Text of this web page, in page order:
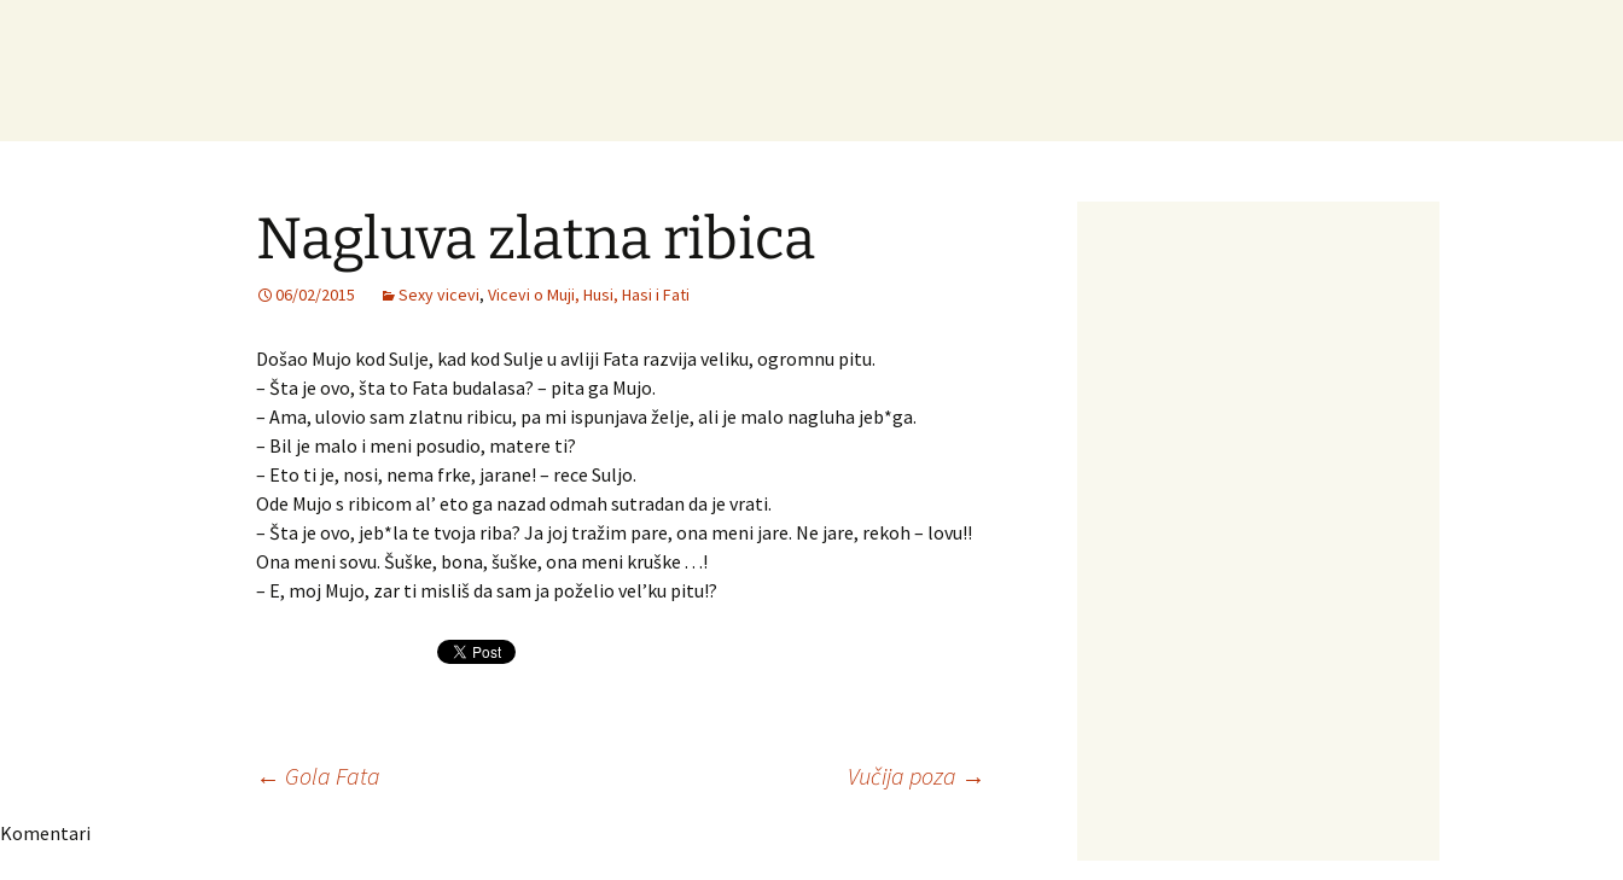
Nagluva zlatna ribica
06/02/2015 Sexy vicevi, Vicevi o Muji, Husi, Hasi i Fati
Došao Mujo kod Sulje, kad kod Sulje u avliji Fata razvija veliku, ogromnu pitu.
– Šta je ovo, šta to Fata budalasa? – pita ga Mujo.
– Ama, ulovio sam zlatnu ribicu, pa mi ispunjava želje, ali je malo nagluha jeb*ga.
– Bil je malo i meni posudio, matere ti?
– Eto ti je, nosi, nema frke, jarane! – rece Suljo.
Ode Mujo s ribicom al’ eto ga nazad odmah sutradan da je vrati.
– Šta je ovo, jeb*la te tvoja riba? Ja joj tražim pare, ona meni jare. Ne jare, rekoh – lovu!!
Ona meni sovu. Šuške, bona, šuške, ona meni kruške . . .!
– E, moj Mujo, zar ti misliš da sam ja poželio vel’ku pitu!?
Navigacija
← Gola Fata Vučija poza →
Komentari